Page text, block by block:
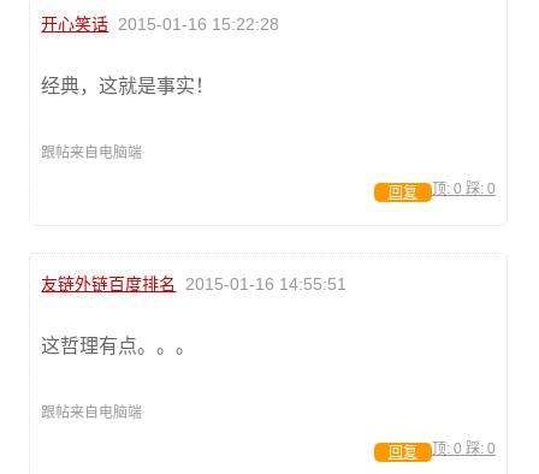
开心笑话 2015-01-16 15:22:28
经典，这就是事实！
跟帖来自电脑端
顶: 0 踩: 0
回复
友链外链百度排名 2015-01-16 14:55:51
这哲理有点。。。
跟帖来自电脑端
顶: 0 踩: 0
回复